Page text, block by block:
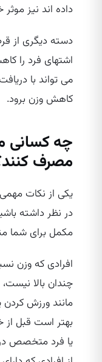
داده‌ اند نیز
دسته دیگری از
اشتهای فرد را
می‌ تواند با
کاهش وزن برود.
چه کسانی
مصرف
یکی از نکات
در نظر داشته
مکمل برای شما
افرادی که وزن
چندان بالا
مانند ورزش کردن
بهتر است قبل از
یا فرد متخصص